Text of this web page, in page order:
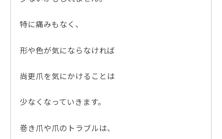
特に痛みもなく、
形や色が気にならなければ
尚更爪を気にかけることは
少なくなっていきます。
巻き爪や爪のトラブルは、